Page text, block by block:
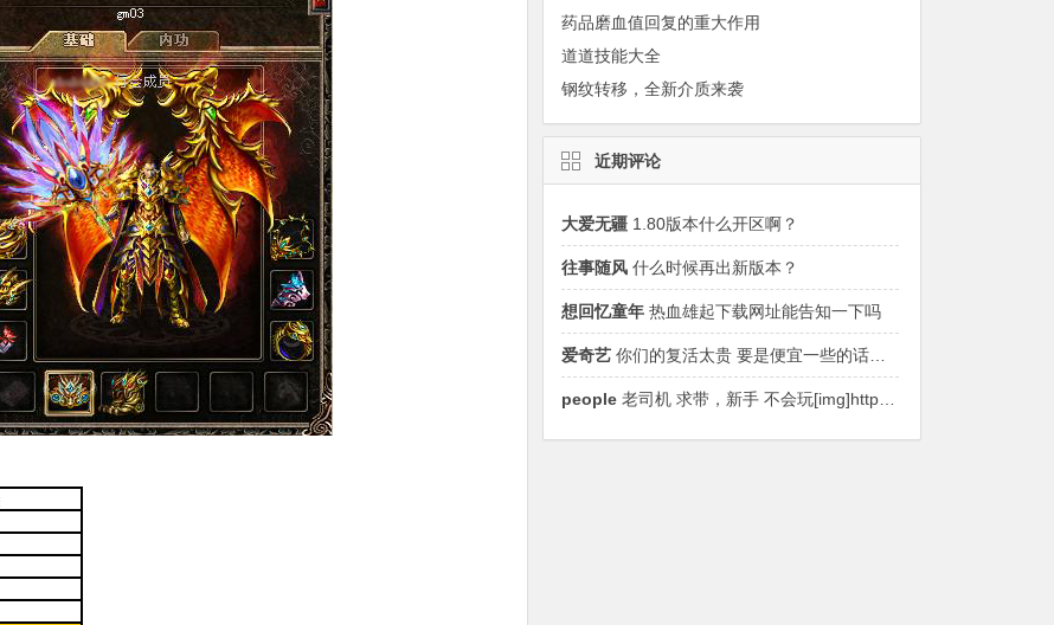
药品磨血值回复的重大作用
道道技能大全
钢纹转移，全新介质来袭
近期评论
大爱无疆1.80版本什么开区啊？
往事随风什么时候再出新版本？
想回忆童年热血雄起下载网址能告知一下吗
爱奇艺你们的复活太贵 要是便宜一些的话可能会弄的人更多一些，这样只能土豪玩 ，普通玩家不适合
people老司机 求带，新手 不会玩[img]http://[/img]